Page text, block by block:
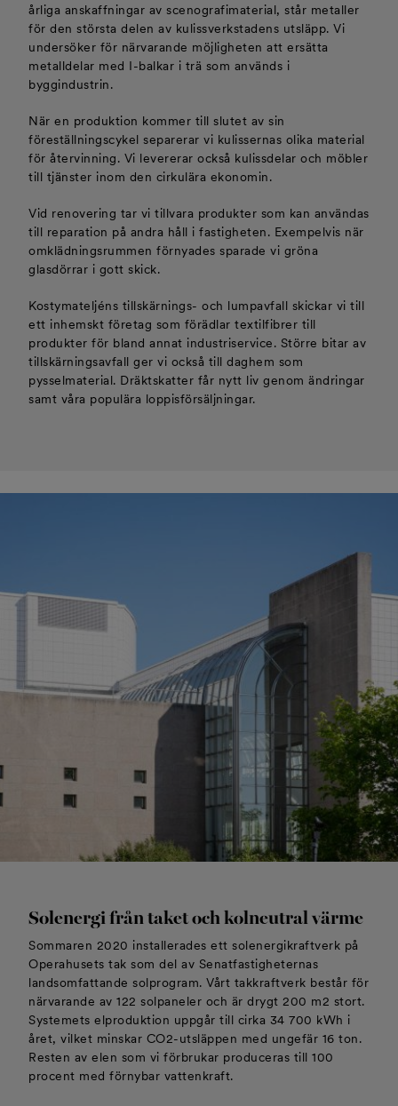
årliga anskaffningar av scenografimaterial, står metaller
för den största delen av kulissverkstadens utsläpp. Vi
undersöker för närvarande möjligheten att ersätta
metalldelar med I-balkar i trä som används i
byggindustrin.
När en produktion kommer till slutet av sin
föreställningscykel separerar vi kulissernas olika material
för återvinning. Vi levererar också kulissdelar och möbler
till tjänster inom den cirkulära ekonomin.
Vid renovering tar vi tillvara produkter som kan användas
till reparation på andra håll i fastigheten. Exempelvis när
omklädningsrummen förnyades sparade vi gröna
glasdörrar i gott skick.
Kostymateljéns tillskärnings- och lumpavfall skickar vi till
ett inhemskt företag som förädlar textilfibrer till
produkter för bland annat industriservice. Större bitar av
tillskärningsavfall ger vi också till daghem som
pysselmaterial. Dräktskatter får nytt liv genom ändringar
samt våra populära loppisförsäljningar.
Solenergi från taket och kolneutral värme
Sommaren 2020 installerades ett solenergikraftverk på
Operahusets tak som del av Senatfastigheternas
landsomfattande solprogram. Vårt takkraftverk består för
närvarande av 122 solpaneler och är drygt 200 m2 stort.
Systemets elproduktion uppgår till cirka 34 700 kWh i
året, vilket minskar CO2-utsläppen med ungefär 16 ton.
Resten av elen som vi förbrukar produceras till 100
procent med förnybar vattenkraft.